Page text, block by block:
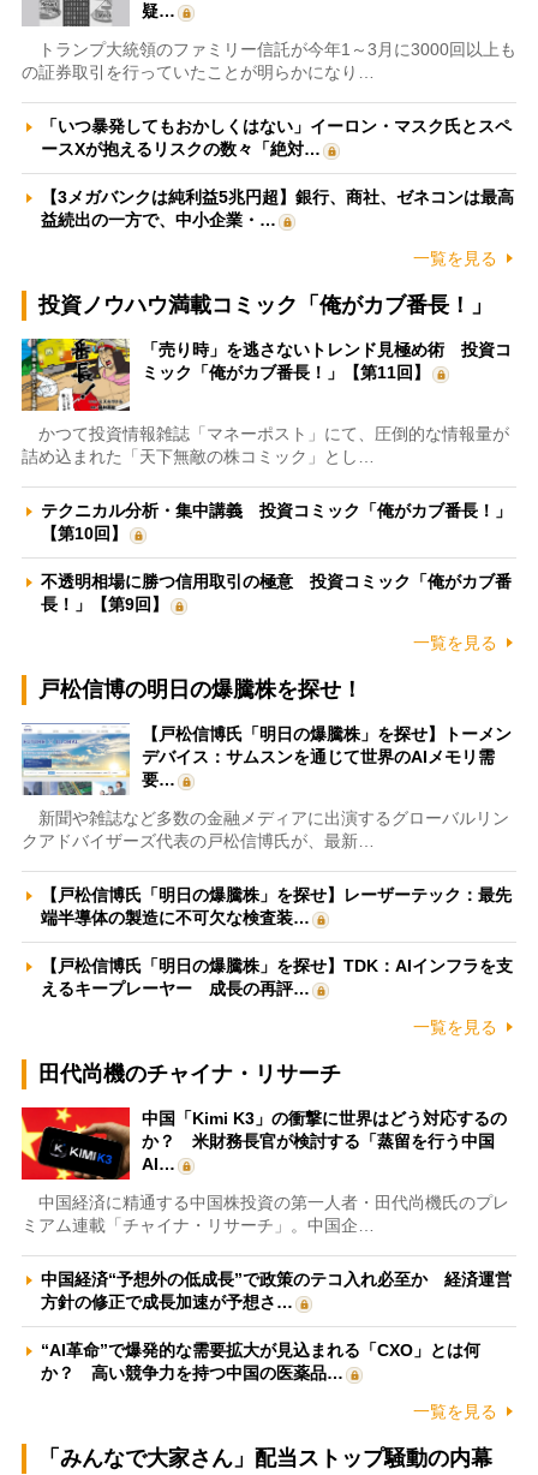
疑…
トランプ大統領のファミリー信託が今年1～3月に3000回以上も
の証券取引を行っていたことが明らかになり…
「いつ暴発してもおかしくはない」イーロン・マスク氏とスペ
ースXが抱えるリスクの数々「絶対…
【3メガバンクは純利益5兆円超】銀行、商社、ゼネコンは最高
益続出の一方で、中小企業・…
一覧を見る
投資ノウハウ満載コミック「俺がカブ番長！」
「売り時」を逃さないトレンド見極め術 投資コ
ミック「俺がカブ番長！」【第11回】
かつて投資情報雑誌「マネーポスト」にて、圧倒的な情報量が
詰め込まれた「天下無敵の株コミック」とし…
テクニカル分析・集中講義 投資コミック「俺がカブ番長！」
【第10回】
不透明相場に勝つ信用取引の極意 投資コミック「俺がカブ番
長！」【第9回】
一覧を見る
戸松信博の明日の爆騰株を探せ！
【戸松信博氏「明日の爆騰株」を探せ】トーメン
デバイス：サムスンを通じて世界のAIメモリ需
要…
新聞や雑誌など多数の金融メディアに出演するグローバルリン
クアドバイザーズ代表の戸松信博氏が、最新…
【戸松信博氏「明日の爆騰株」を探せ】レーザーテック：最先
端半導体の製造に不可欠な検査装…
【戸松信博氏「明日の爆騰株」を探せ】TDK：AIインフラを支
えるキープレーヤー 成長の再評…
一覧を見る
田代尚機のチャイナ・リサーチ
中国「Kimi K3」の衝撃に世界はどう対応するの
か？ 米財務長官が検討する「蒸留を行う中国
AI…
中国経済に精通する中国株投資の第一人者・田代尚機氏のプレ
ミアム連載「チャイナ・リサーチ」。中国企…
中国経済“予想外の低成長”で政策のテコ入れ必至か 経済運営
方針の修正で成長加速が予想さ…
“AI革命”で爆発的な需要拡大が見込まれる「CXO」とは何
か？ 高い競争力を持つ中国の医薬品…
一覧を見る
「みんなで大家さん」配当ストップ騒動の内幕